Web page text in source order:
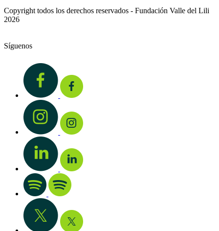
Copyright todos los derechos reservados - Fundación Valle del Lili
2026
Síguenos